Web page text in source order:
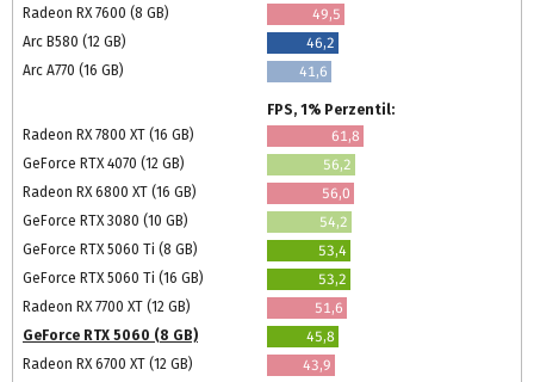
Radeon RX 7600 (8 GB)
49,5
Arc B580 (12 GB)
46,2
Arc A770 (16 GB)
41,6
FPS, 1% Perzentil:
Radeon RX 7800 XT (16 GB)
61,8
GeForce RTX 4070 (12 GB)
56,2
Radeon RX 6800 XT (16 GB)
56,0
GeForce RTX 3080 (10 GB)
54,2
GeForce RTX 5060 Ti (8 GB)
53,4
GeForce RTX 5060 Ti (16 GB)
53,2
Radeon RX 7700 XT (12 GB)
51,6
GeForce RTX 5060 (8 GB)
45,8
Radeon RX 6700 XT (12 GB)
43,9